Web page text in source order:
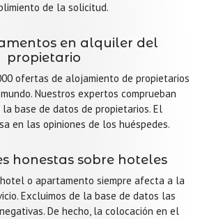
de la solicitud.
en alquiler del
propietario
ofertas de alojamiento de propietarios
Nuestros expertos comprueban
base de datos de propietarios. El
en las opiniones de los huéspedes.
honestas sobre hoteles
o apartamento siempre afecta a la
Excluimos de la base de datos las
De hecho, la colocación en el